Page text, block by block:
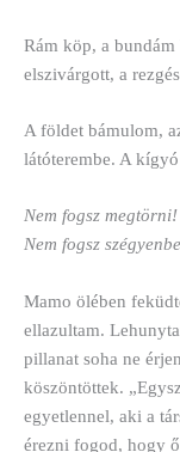
Rám köp, a
elszivárgott, a
A földet bámulom,
látóterembe. A
Nem fogsz
Nem fogsz
Mamo ölében
ellazultam.
pillanat soha ne
köszöntöttek.
egyetlennel, aki a
érezni fogod, hogy